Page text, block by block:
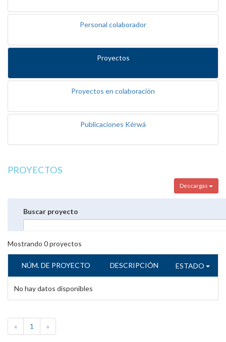
Personal colaborador
Proyectos
Proyectos en colaboración
Publicaciones Kérwá
PROYECTOS
Descargas
Buscar proyecto
Mostrando 0proyectos
NÚM. DE PROYECTO DESCRIPCIÓN ESTADO
No hay datos disponibles
« 1 »